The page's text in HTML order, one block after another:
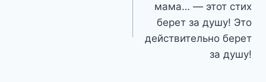
мама… — этот стих
берет за душу! Это
действительно берет
за душу!